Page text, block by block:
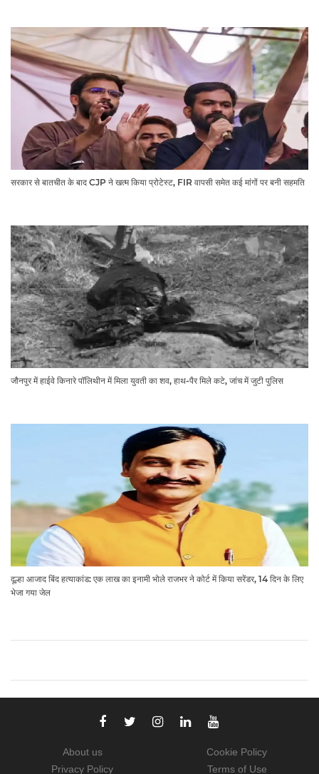
सरकार से बातचीत के बाद CJP ने खत्म किया प्रोटेस्ट, FIR वापसी समेत कई मांगों पर बनी सहमति
जौनपुर में हाईवे किनारे पॉलिथीन में मिला युवती का शव, हाथ-पैर मिले कटे, जांच में जुटी पुलिस
दूल्हा आजाद बिंद हत्याकांड: एक लाख का इनामी भोले राजभर ने कोर्ट में किया सरेंडर, 14 दिन के लिए
भेजा गया जेल
About us
Privacy Policy
Cookie Policy
Terms of Use